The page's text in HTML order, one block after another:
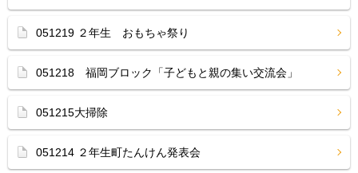
051219 ２年生 おもちゃ祭り
051218 福岡ブロック「子どもと親の集い交流会」
051215大掃除
051214 ２年生町たんけん発表会